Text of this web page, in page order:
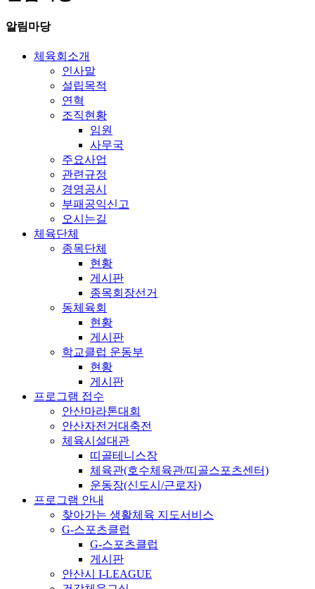
알림마당
체육회소개
인사말
설립목적
연혁
조직현황
임원
사무국
주요사업
관련규정
경영공시
부패공익신고
오시는길
체육단체
종목단체
현황
게시판
종목회장선거
동체육회
현황
게시판
학교클럽 운동부
현황
게시판
프로그램 접수
안산마라톤대회
안산자전거대축전
체육시설대관
띠골테니스장
체육관(호수체육관/띠골스포츠센터)
운동장(신도시/근로자)
프로그램 안내
찾아가는 생활체육 지도서비스
G-스포츠클럽
G-스포츠클럽
게시판
안산시 I-LEAGUE